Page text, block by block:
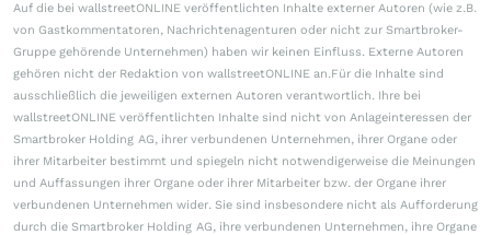
Auf die bei wallstreetONLINE veröffentlichten Inhalte externer Autoren (wie z.B.
von Gastkommentatoren, Nachrichtenagenturen oder nicht zur Smartbroker-
Gruppe gehörende Unternehmen) haben wir keinen Einfluss. Externe Autoren
gehören nicht der Redaktion von wallstreetONLINE an.Für die Inhalte sind
ausschließlich die jeweiligen externen Autoren verantwortlich. Ihre bei
wallstreetONLINE veröffentlichten Inhalte sind nicht von Anlageinteressen der
Smartbroker Holding AG, ihrer verbundenen Unternehmen, ihrer Organe oder
ihrer Mitarbeiter bestimmt und spiegeln nicht notwendigerweise die Meinungen
und Auffassungen ihrer Organe oder ihrer Mitarbeiter bzw. der Organe ihrer
verbundenen Unternehmen wider. Sie sind insbesondere nicht als Aufforderung
durch die Smartbroker Holding AG, ihre verbundenen Unternehmen, ihre Organe